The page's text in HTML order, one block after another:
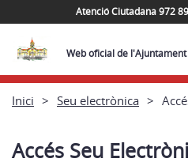
Atenció Ciutadana 972
Web oficial de
Inici Seu electrònica
Accés Seu